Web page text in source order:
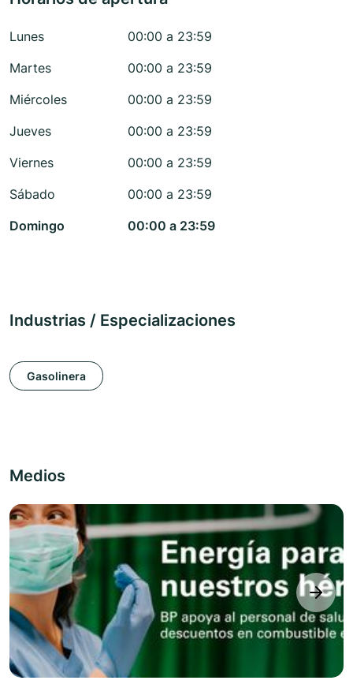
Lunes
00:00 a 23:59
Martes
00:00 a 23:59
Miércoles
00:00 a 23:59
Jueves
00:00 a 23:59
Viernes
00:00 a 23:59
Sábado
00:00 a 23:59
Domingo
00:00 a 23:59
Industrias / Especializaciones
Gasolinera
Medios
next